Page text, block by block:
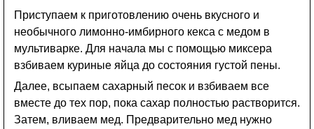
Приступаем к приготовлению очень вкусного и
необычного лимонно-имбирного кекса с медом в
мультиварке. Для начала мы с помощью миксера
взбиваем куриные яйца до состояния густой пены.
Далее, всыпаем сахарный песок и взбиваем все
вместе до тех пор, пока сахар полностью растворится.
Затем, вливаем мед. Предварительно мед нужно